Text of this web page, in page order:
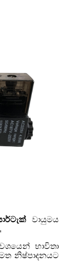
වායුමය
වශයෙන් භාවිතා
නිෂ්පාදනයට